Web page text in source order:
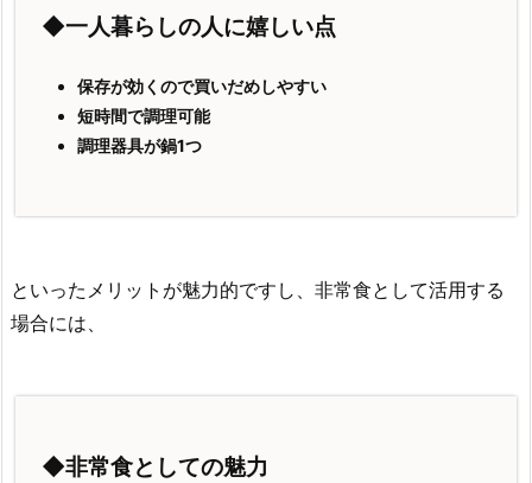
◆一人暮らしの人に嬉しい点
保存が効くので買いだめしやすい
短時間で調理可能
調理器具が鍋1つ
といったメリットが魅力的ですし、非常食として活用する
場合には、
◆非常食としての魅力